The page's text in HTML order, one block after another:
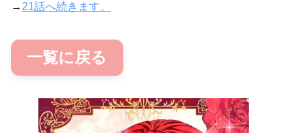
→ 21話へ続きます。
一覧に戻る